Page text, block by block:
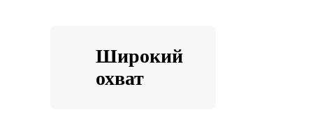
Широкий
охват